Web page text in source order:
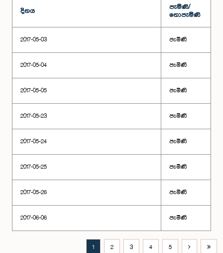
දිනය
පැමිණි/
නොපැමිණි
2017-05-03 පැමිණි
2017-05-04 පැමිණි
2017-05-05 පැමිණි
2017-05-23 පැමිණි
2017-05-24 පැමිණි
2017-05-25 පැමිණි
2017-05-26 පැමිණි
2017-06-06 පැමිණි
1 2 3 4 5